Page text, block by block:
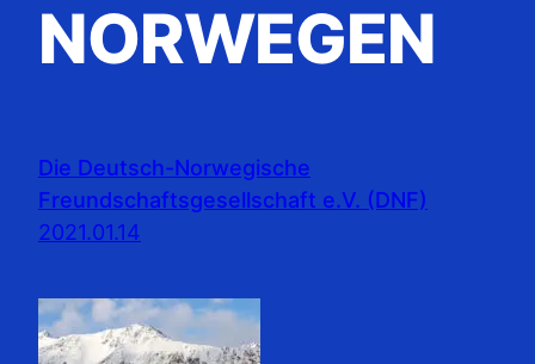
NORWEGEN
Die Deutsch-Norwegische
Freundschaftsgesellschaft e.V. (DNF)
2021.01.14